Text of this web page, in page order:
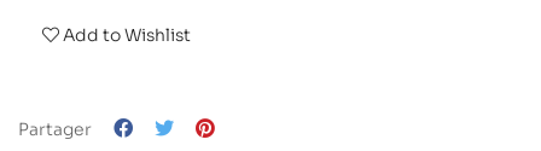
Add to Wishlist
Partager